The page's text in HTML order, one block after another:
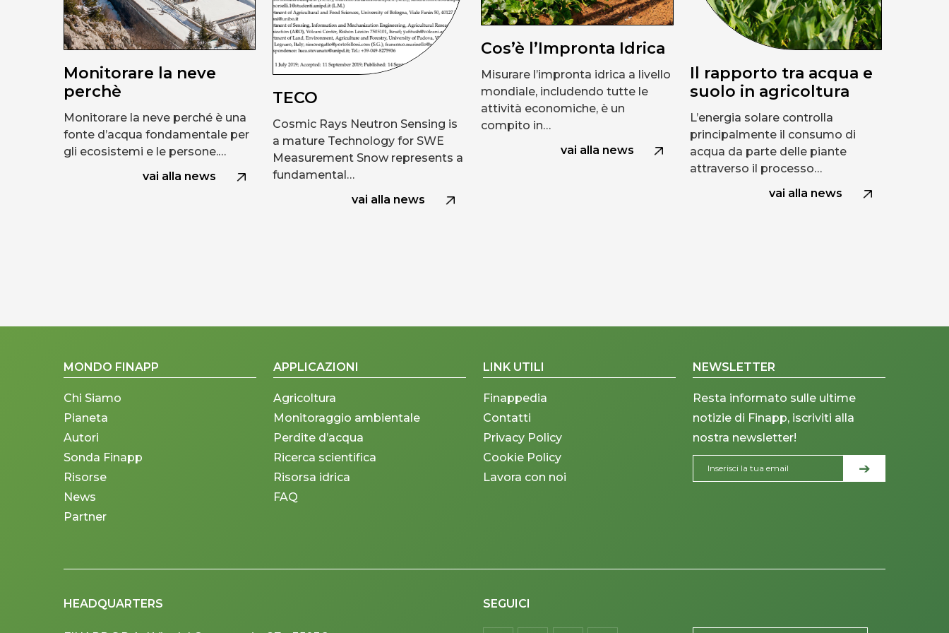
Monitorare la neve
perchè
Monitorare la neve perché è una
fonte d’acqua fondamentale per
gli ecosistemi e le persone.…
vai alla news
TECO
Cosmic Rays Neutron Sensing is
a mature Technology for SWE
Measurement Snow represents a
fundamental…
vai alla news
Cos’è l’Impronta Idrica
Misurare l’impronta idrica a livello
mondiale, includendo tutte le
attività economiche, è un
compito in…
vai alla news
Il rapporto tra acqua e
suolo in agricoltura
L’energia solare controlla
principalmente il consumo di
acqua da parte delle piante
attraverso il processo…
vai alla news
MONDO FINAPP
Chi Siamo
Pianeta
Autori
Sonda Finapp
Risorse
News
Partner
APPLICAZIONI
Agricoltura
Monitoraggio ambientale
Perdite d’acqua
Ricerca scientifica
Risorsa idrica
FAQ
LINK UTILI
Finappedia
Contatti
Privacy Policy
Cookie Policy
Lavora con noi
NEWSLETTER
Resta informato sulle ultime
notizie di Finapp, iscriviti alla
nostra newsletter!
HEADQUARTERS SEGUICI